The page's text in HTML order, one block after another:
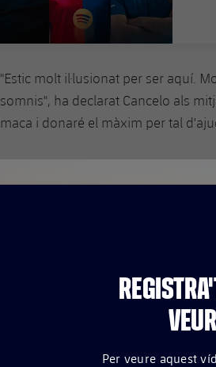
"Estic molt il·lusionat per ser aquí.
somnis", ha declarat Cancelo als
maca i donaré el màxim per tal
Per veure aquest